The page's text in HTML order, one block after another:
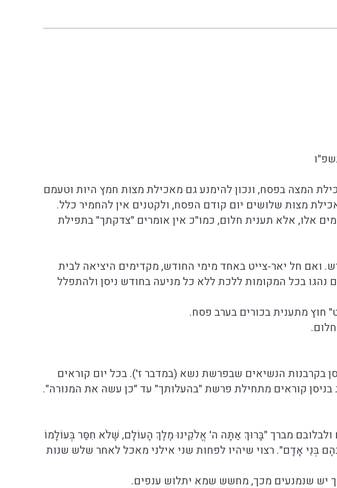
המצה בפסח, ונכון להימנע גם מאכילת מצות חמץ היות וטעמם
מצות שלושים יום קודם הפסח, ולקטנים אין להחמיר כלל.
אלו, אלא תענית חלום, כמו"כ אין אומרים "צדקתך" בתפילת
ואם חל יאר-צייט באחד מימי החודש, מקדימים היציאה לבית
נהגו בכל המקומות ללכת ללא כל מניעה בחודש ניסן ולהתפלל
חוץ מתענית בכורים בערב פסח.
בקרבנות הנשיאים שבפרשת נשא (במדבר ז'). בכל יום קוראים
קוראים מתחילת פרשת "בהעלותך" עד "כן עשה את המנורה".
ולבלובם מברך "בָּרוּךְ אַתָּה ה' אֱלֹקֵינוּ מֶלֶךְ הָעוֹלָם, שֶׁלֹא חִסַּר בְּעוֹלָמוֹ
בְּנֵי אָדָם". רצוי שיהיו לפחות שני אילני מאכל לאחר שלש שנות
יש שנמנעים מכך, מחשש שמא יתלוש ענפים.